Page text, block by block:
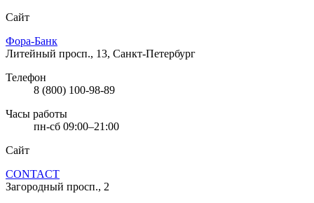
Сайт
Фора-Банк
Литейный просп., 13, Санкт-Петербург
Телефон
8 (800) 100-98-89
Часы работы
пн-сб 09:00–21:00
Сайт
CONTACT
Загородный просп., 2